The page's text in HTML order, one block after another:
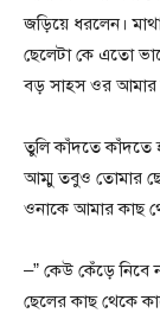
জড়িয়ে ধরলেন।
ছেলেটা কে এতো
বড় সাহস ওর আমার
তুলি কাঁদতে কাঁদতে
আম্মু তবুও তোমার
ওনাকে আমার কাছ
–” কেউ কেঁড়ে
ছেলের কাছ থেকে